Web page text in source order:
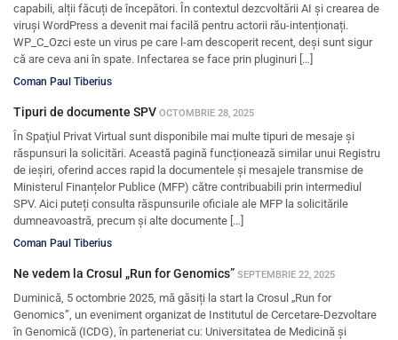
capabili, alții făcuți de începători. În contextul dezcvoltării AI și crearea de
viruși WordPress a devenit mai facilă pentru actorii rău-intenționați.
WP_C_Ozci este un virus pe care l-am descoperit recent, deși sunt sigur
că are ceva ani în spate. Infectarea se face prin pluginuri […]
Coman Paul Tiberius
Tipuri de documente SPV OCTOMBRIE 28, 2025
În Spaţiul Privat Virtual sunt disponibile mai multe tipuri de mesaje şi
răspunsuri la solicitări. Această pagină funcționează similar unui Registru
de ieșiri, oferind acces rapid la documentele și mesajele transmise de
Ministerul Finanțelor Publice (MFP) către contribuabili prin intermediul
SPV. Aici puteți consulta răspunsurile oficiale ale MFP la solicitările
dumneavoastră, precum și alte documente […]
Coman Paul Tiberius
Ne vedem la Crosul „Run for Genomics” SEPTEMBRIE 22, 2025
Duminică, 5 octombrie 2025, mă găsiți la start la Crosul „Run for
Genomics”, un eveniment organizat de Institutul de Cercetare-Dezvoltare
în Genomică (ICDG), în parteneriat cu: Universitatea de Medicină și